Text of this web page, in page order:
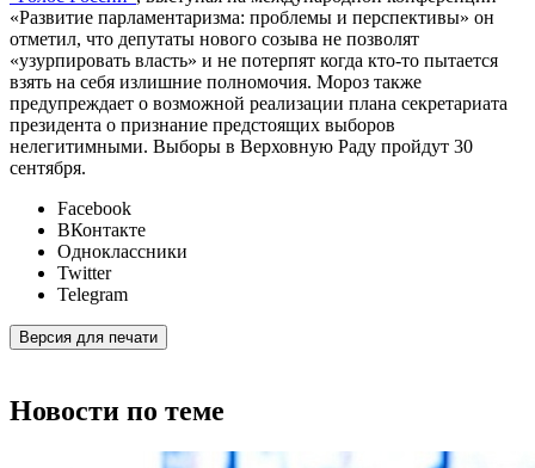
«Развитие парламентаризма: проблемы и перспективы» он
отметил, что депутаты нового созыва не позволят
«узурпировать власть» и не потерпят когда кто-то пытается
взять на себя излишние полномочия. Мороз также
предупреждает о возможной реализации плана секретариата
президента о признание предстоящих выборов
нелегитимными. Выборы в Верховную Раду пройдут 30
сентября.
Facebook
ВКонтакте
Одноклассники
Twitter
Telegram
Версия для печати
Новости по теме